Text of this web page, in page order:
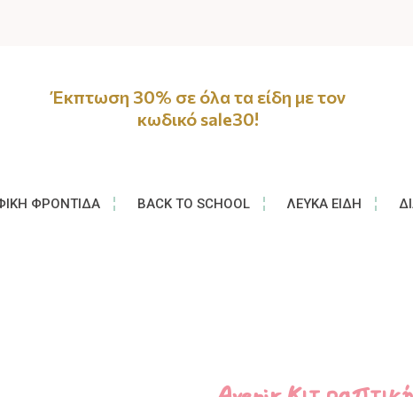
Έκπτωση 30% σε όλα τα είδη με τον
κωδικό sale30!
ΦΡΟΝΤΊΔΑ BACK TO SCHOOL ΛΕΥΚΆ ΕΊΔΗ